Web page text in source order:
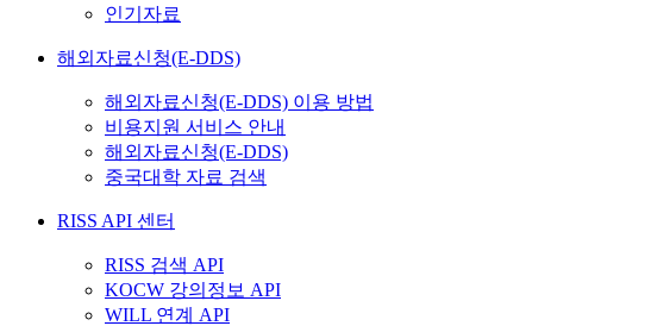
인기자료
해외자료신청(E-DDS)
해외자료신청(E-DDS) 이용 방법
비용지원 서비스 안내
해외자료신청(E-DDS)
중국대학 자료 검색
RISS API 센터
RISS 검색 API
KOCW 강의정보 API
WILL 연계 API